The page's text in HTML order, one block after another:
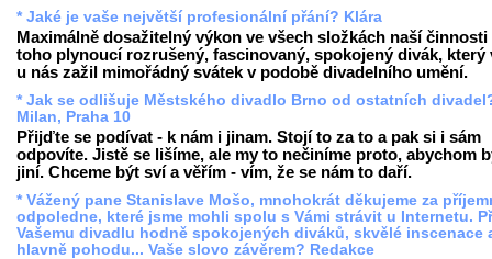
* Jaké je vaše největší profesionální přání? Klára
Maximálně dosažitelný výkon ve všech složkách naší činnosti
toho plynoucí rozrušený, fascinovaný, spokojený divák, který
u nás zažil mimořádný svátek v podobě divadelního umění.
* Jak se odlišuje Městského divadlo Brno od ostatních
Milan, Praha 10
Přijďte se podívat - k nám i jinam. Stojí to za to a pak si i sám
odpovíte. Jistě se lišíme, ale my to nečiníme proto, abychom
jiní. Chceme být sví a věřím - vím, že se nám to daří.
* Vážený pane Stanislave Mošo, mnohokrát děkujeme za
odpoledne, které jsme mohli spolu s Vámi strávit u Internetu.
Vašemu divadlu hodně spokojených diváků, skvělé inscenace
hlavně pohodu... Vaše slovo závěrem? Redakce